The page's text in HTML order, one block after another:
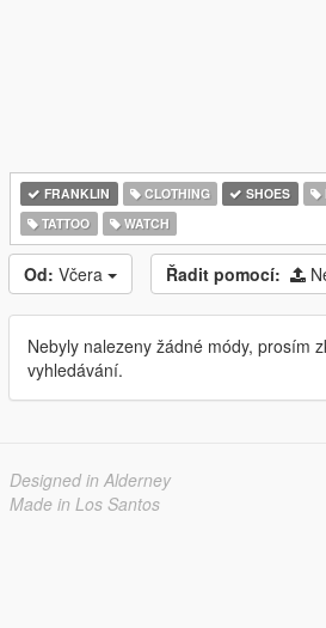
FRANKLIN CLOTHING SHOES
TATTOO
WATCH
Od: Včera Řadit pomocí:
Nebyly nalezeny žádné módy, prosím
vyhledávání.
Designed in Alderney
Made in Los Santos